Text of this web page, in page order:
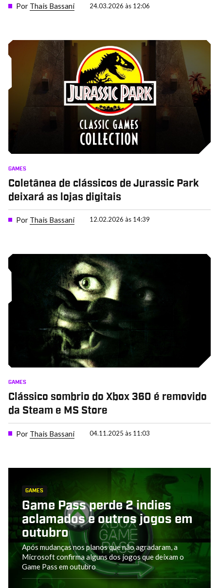
Por Thais Bassani 24.03.2026 às 12:06
GAMES
Coletânea de clássicos de Jurassic Park
deixará as lojas digitais
Por Thais Bassani 12.02.2026 às 14:39
GAMES
Clássico sombrio do Xbox 360 é removido
da Steam e MS Store
Por Thais Bassani 04.11.2025 às 11:03
GAMES
Game Pass perde 2 indies
aclamados e outros jogos em
outubro
Após mudanças nos planos que não agradaram, a
Microsoft confirma alguns dos jogos que deixam o
Game Pass em outubro